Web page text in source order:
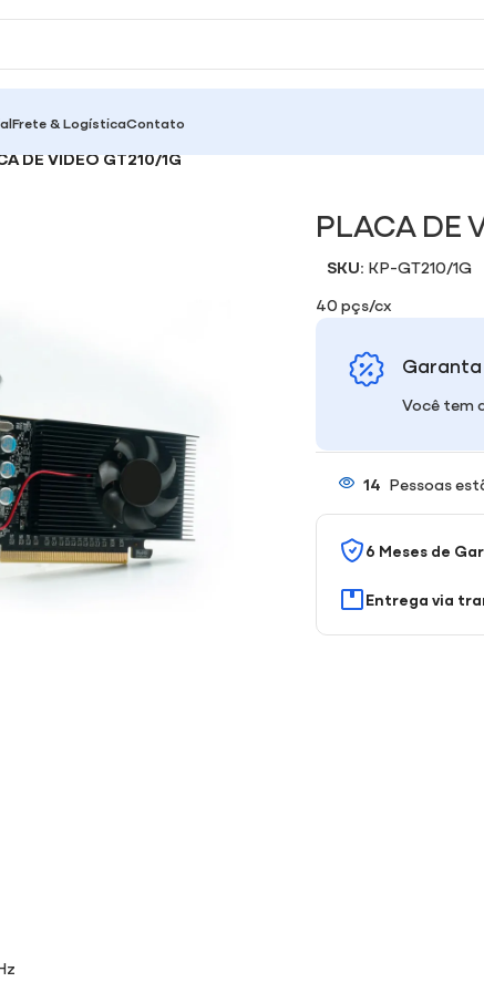
Frete & LogísticaContato
DE VÍDEO GT210/1G
PLACA DE
SKU: KP-GT210/1G
40 pçs/cx
Você tem
14 Pessoas
6 Meses de
Entrega via